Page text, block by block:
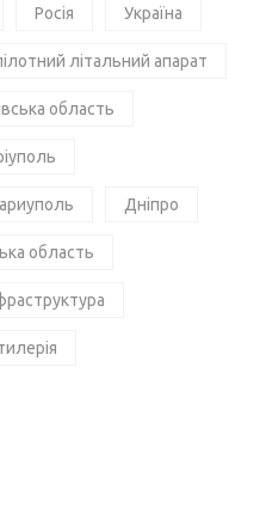
Росія Україна
літальний апарат
область
Дніпро
область